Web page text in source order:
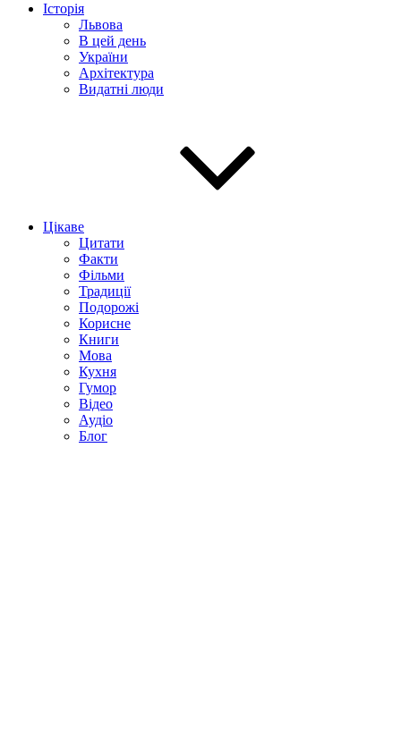
Історія
Львова
В цей день
України
Архітектура
Видатні люди
Цікаве
Цитати
Факти
Фільми
Традиції
Подорожі
Корисне
Книги
Мова
Кухня
Гумор
Відео
Аудіо
Блог